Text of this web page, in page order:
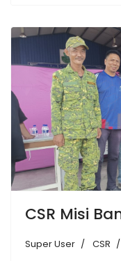
CSR Misi
Super User CSR